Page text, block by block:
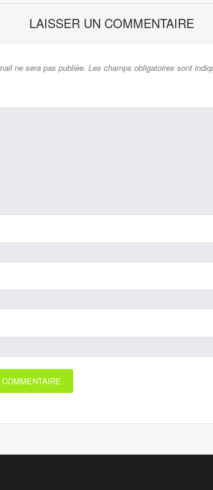
LAISSER UN COMMENTAIRE
ne sera pas publiée. Les champs obligatoires sont